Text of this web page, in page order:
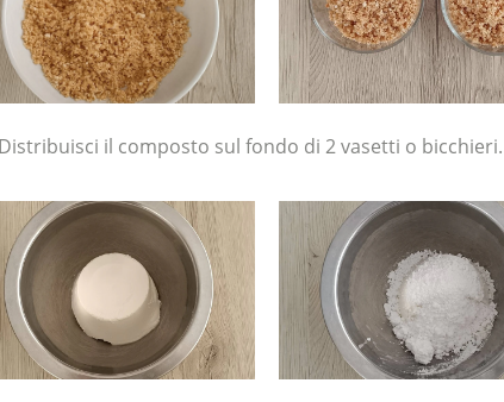
il composto sul fondo di 2 vasetti o bicchieri.